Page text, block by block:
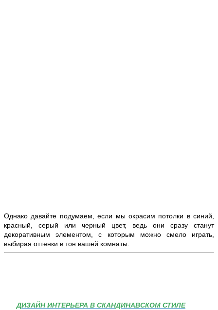
Однако давайте подумаем, если мы окрасим потолки в синий,
красный, серый или черный цвет, ведь они сразу станут
декоративным элементом, с которым можно смело играть,
выбирая оттенки в тон вашей комнаты.
ДИЗАЙН ИНТЕРЬЕРА В СКАНДИНАВСКОМ СТИЛЕ